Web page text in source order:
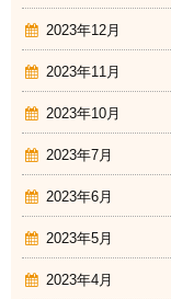
2023年12月
2023年11月
2023年10月
2023年7月
2023年6月
2023年5月
2023年4月